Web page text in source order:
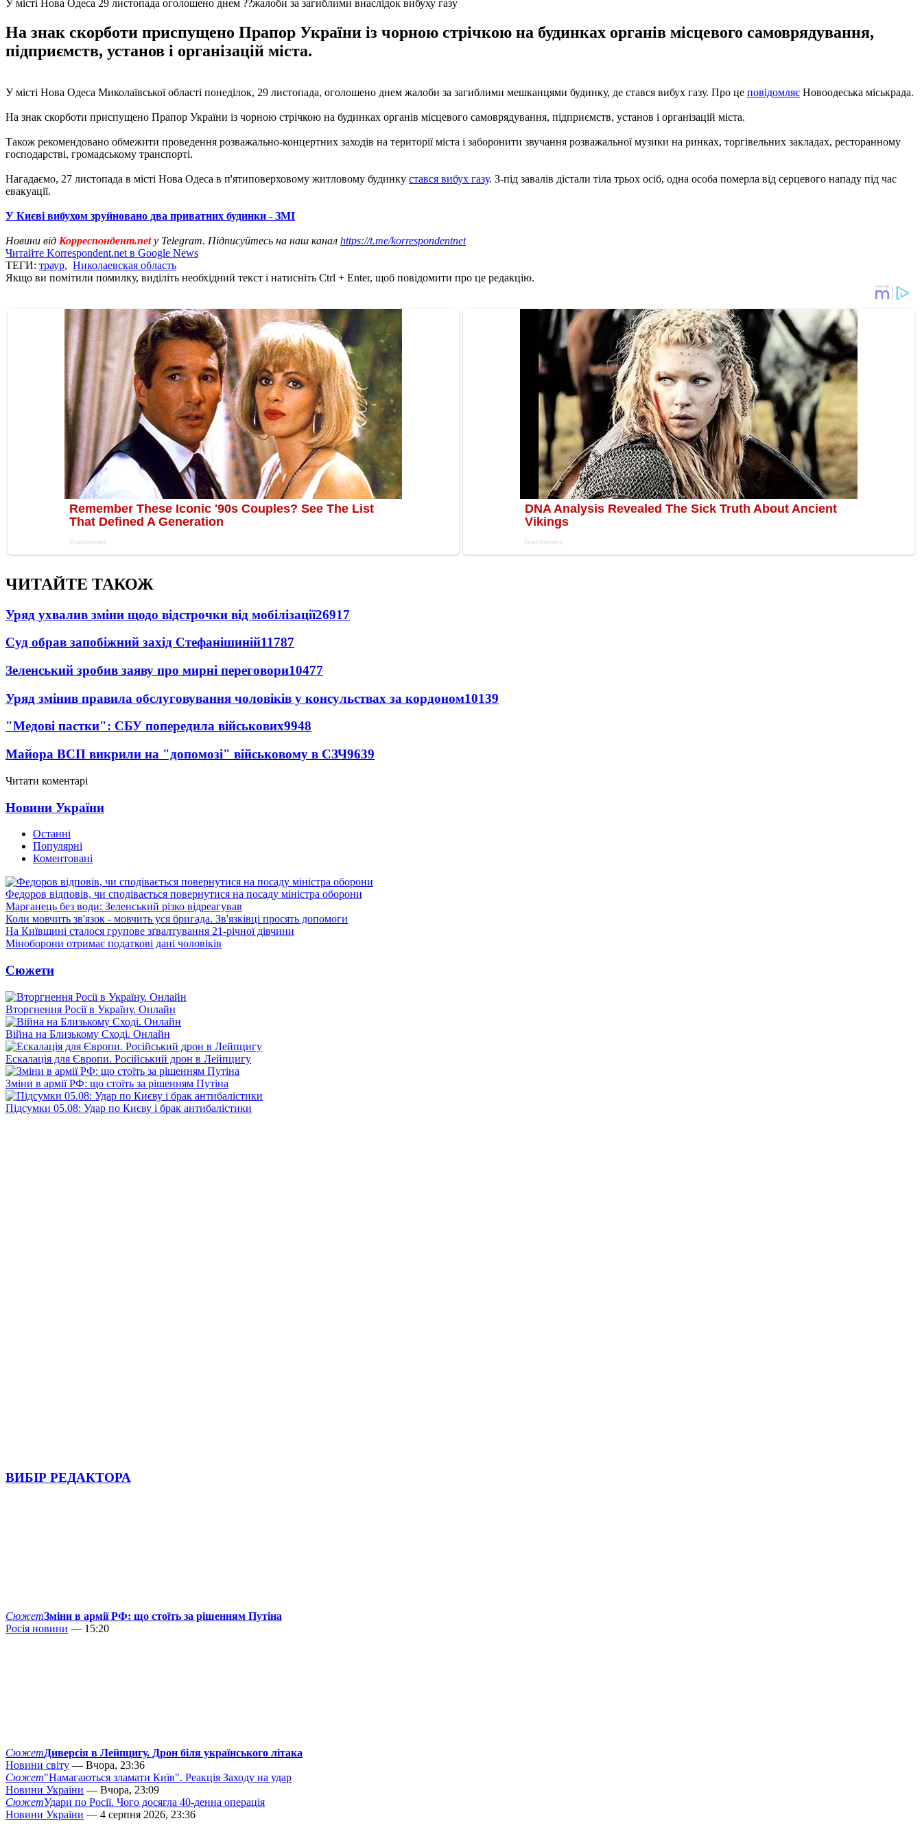
У місті Нова Одеса 29 листопада оголошено днем ??жалоби за загиблими внаслідок вибуху газу
На знак скорботи приспущено Прапор України із чорною стрічкою на будинках органів місцевого самоврядування,
підприємств, установ і організацій міста.
У місті Нова Одеса Миколаївської області понеділок, 29 листопада, оголошено днем ​​жалоби за загиблими мешканцями будинку, де стався вибух газу. Про це повідомляє Новоодеська міськрада.
На знак скорботи приспущено Прапор України із чорною стрічкою на будинках органів місцевого самоврядування, підприємств, установ і організацій міста.
Також рекомендовано обмежити проведення розважально-концертних заходів на території міста і заборонити звучання розважальної музики на ринках, торгівельних закладах, ресторанному
господарстві, громадському транспорті.
Нагадаємо, 27 листопада в місті Нова Одеса в п'ятиповерховому житловому будинку стався вибух газу. З-під завалів дістали тіла трьох осіб, одна особа померла від серцевого нападу під час
евакуації.
У Києві вибухом зруйновано два приватних будинки - ЗМІ
Новини від Корреспондент.netу Telegram. Підписуйтесь на наш канал https://t.me/korrespondentnet
Читайте Korrespondent.net в Google News
ТЕГИ: траур, Николаевская область
Якщо ви помітили помилку, виділіть необхідний текст і натисніть Ctrl + Enter, щоб повідомити про це редакцію.
ЧИТАЙТЕ ТАКОЖ
Уряд ухвалив зміни щодо відстрочки від мобілізації26917
Суд обрав запобіжний захід Стефанішиній11787
Зеленський зробив заяву про мирні переговори10477
Уряд змінив правила обслуговування чоловіків у консульствах за кордоном10139
"Медові пастки": СБУ попередила військових9948
Майора ВСП викрили на "допомозі" військовому в СЗЧ9639
Читати коментарі
Новини України
Останні
Популярні
Коментовані
Федоров відповів, чи сподівається повернутися на посаду міністра оборони
Марганець без води: Зеленський різко відреагував
Коли мовчить зв'язок - мовчить уся бригада. Зв'язківці просять допомоги
На Київщині сталося групове зґвалтування 21-річної дівчини
Міноборони отримає податкові дані чоловіків
Сюжети
Вторгнення Росії в Україну. Онлайн
Війна на Близькому Сході. Онлайн
Ескалація для Європи. Російський дрон в Лейпцигу
Зміни в армії РФ: що стоїть за рішенням Путіна
Підсумки 05.08: Удар по Києву і брак антибалістики
ВИБІР РЕДАКТОРА
СюжетЗміни в армії РФ: що стоїть за рішенням Путіна
Росія новини — 15:20
СюжетДиверсія в Лейпцигу. Дрон біля українського літака
Новини світу — Вчора, 23:36
Сюжет"Намагаються зламати Київ". Реакція Заходу на удар
Новини України — Вчора, 23:09
СюжетУдари по Росії. Чого досягла 40-денна операція
Новини України — 4 серпня 2026, 23:36